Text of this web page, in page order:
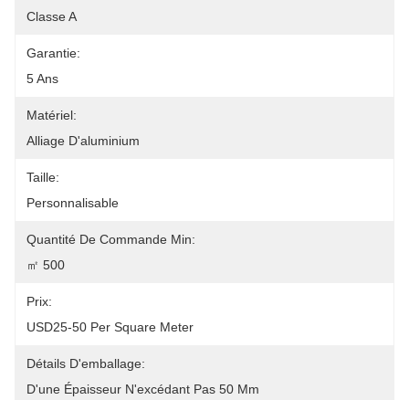
Classe A
Garantie:
5 Ans
Matériel:
Alliage D'aluminium
Taille:
Personnalisable
Quantité De Commande Min:
㎡ 500
Prix:
USD25-50 Per Square Meter
Détails D'emballage:
D'une Épaisseur N'excédant Pas 50 Mm